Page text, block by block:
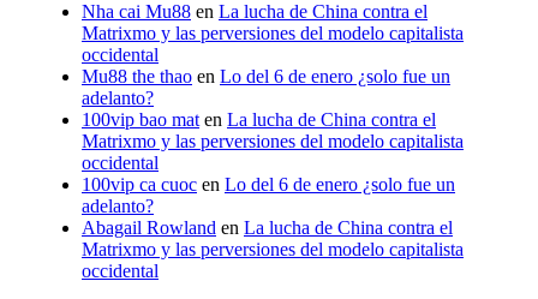
Nha cai Mu88 en La lucha de China contra el
Matrixmo y las perversiones del modelo capitalista
occidental
Mu88 the thao en Lo del 6 de enero ¿solo fue un
adelanto?
100vip bao mat en La lucha de China contra el
Matrixmo y las perversiones del modelo capitalista
occidental
100vip ca cuoc en Lo del 6 de enero ¿solo fue un
adelanto?
Abagail Rowland en La lucha de China contra el
Matrixmo y las perversiones del modelo capitalista
occidental